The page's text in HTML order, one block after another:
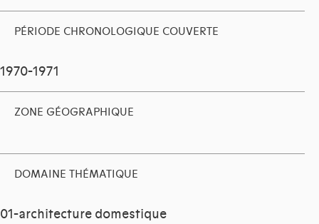
PÉRIODE CHRONOLOGIQUE COUVERTE
1970-1971
ZONE GÉOGRAPHIQUE
DOMAINE THÉMATIQUE
01-architecture domestique